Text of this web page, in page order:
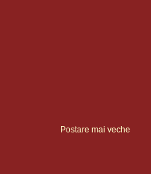
Postare mai veche